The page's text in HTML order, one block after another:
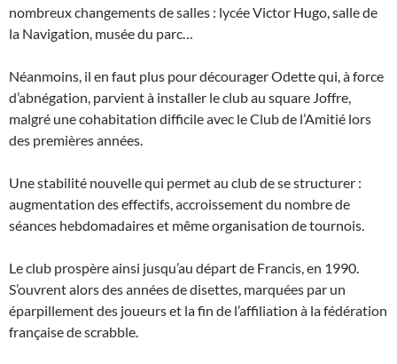
nombreux changements de salles : lycée Victor Hugo, salle de
la Navigation, musée du parc…
Néanmoins, il en faut plus pour décourager Odette qui, à force
d’abnégation, parvient à installer le club au square Joffre,
malgré une cohabitation difficile avec le Club de l’Amitié lors
des premières années.
Une stabilité nouvelle qui permet au club de se structurer :
augmentation des effectifs, accroissement du nombre de
séances hebdomadaires et même organisation de tournois.
Le club prospère ainsi jusqu’au départ de Francis, en 1990.
S’ouvrent alors des années de disettes, marquées par un
éparpillement des joueurs et la fin de l’affiliation à la fédération
française de scrabble.